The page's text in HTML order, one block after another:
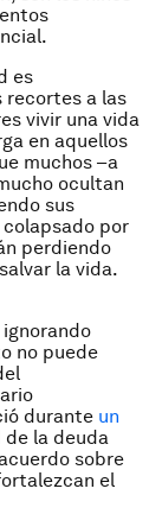
es
recortes a las
vivir una vida
en aquellos
muchos –a
ocultan
sus
colapsado por
perdiendo
la vida.
no puede
durante un
la deuda
sobre
el